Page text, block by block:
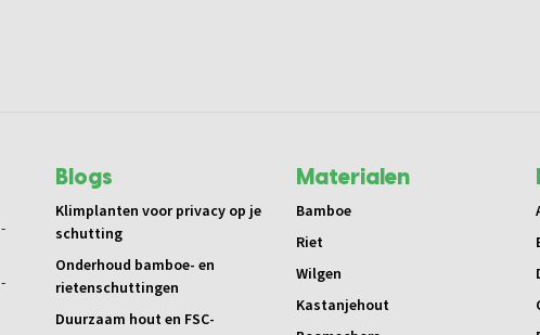
Blogs
Klimplanten voor privacy op je
schutting
Onderhoud bamboe- en
rietenschuttingen
Duurzaam hout en FSC-
Materialen
Bamboe
Riet
Wilgen
Kastanjehout